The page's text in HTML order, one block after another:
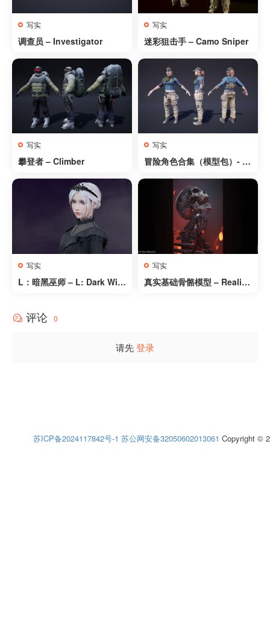
写实
调查员 – Investigator
写实
迷彩狙击手 – Camo Sniper
写实
攀登者 – Climber
写实
冒险角色合集（模型包）- A
写实
L：暗黑巫师 – L: Dark Wiz
写实
真实基础骨骼模型 – Realisti
评论 0
请先登录
苏ICP备2024117842号-1 苏公网安备32050602013061 Copyright ©